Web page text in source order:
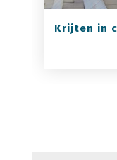
Krijten in